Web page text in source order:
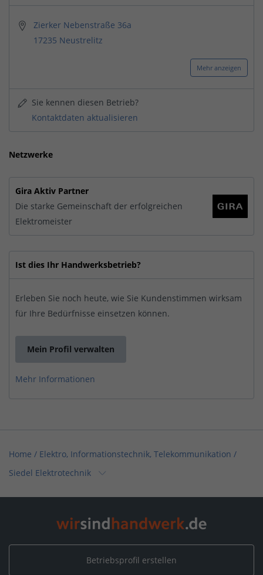
Zierker Nebenstraße 36a
17235 Neustrelitz
Mehr anzeigen
Sie kennen diesen Betrieb?
Kontaktdaten aktualisieren
Netzwerke
Gira Aktiv Partner
Die starke Gemeinschaft der erfolgreichen
Elektromeister
Ist dies Ihr Handwerksbetrieb?
Erleben Sie noch heute, wie Sie Kundenstimmen wirksam
für Ihre Bedürfnisse einsetzen können.
Mein Profil verwalten
Mehr Informationen
Home / Elektro, Informationstechnik, Telekommunikation /
Siedel Elektrotechnik
Home / Neustrelitz / Siedel Elektrotechnik
Betriebsprofil erstellen